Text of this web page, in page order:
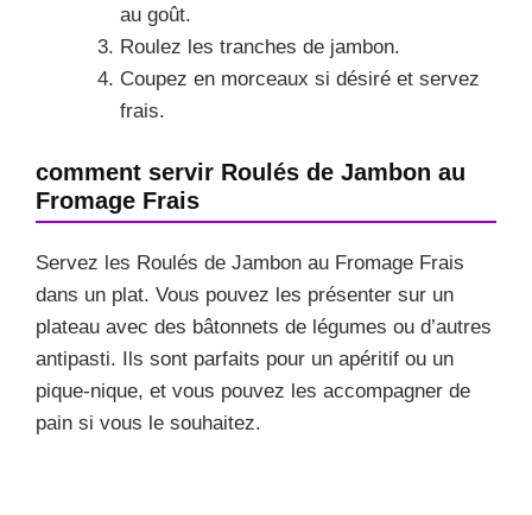
au goût.
Roulez les tranches de jambon.
Coupez en morceaux si désiré et servez
frais.
comment servir Roulés de Jambon au
Fromage Frais
Servez les Roulés de Jambon au Fromage Frais
dans un plat. Vous pouvez les présenter sur un
plateau avec des bâtonnets de légumes ou d’autres
antipasti. Ils sont parfaits pour un apéritif ou un
pique-nique, et vous pouvez les accompagner de
pain si vous le souhaitez.